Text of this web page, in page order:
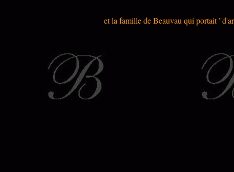
et la famille de Beauvau qui portait